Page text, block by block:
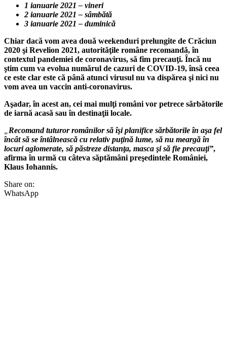
1 ianuarie 2021 – vineri
2 ianuarie 2021 – sâmbătă
3 ianuarie 2021 – duminică
Chiar dacă vom avea două weekenduri prelungite de Crăciun
2020 şi Revelion 2021, autorităţile române recomandă, în
contextul pandemiei de coronavirus, să fim precauţi. Încă nu
ştim cum va evolua numărul de cazuri de COVID-19, însă ceea
ce este clar este că până atunci virusul nu va dispărea şi nici nu
vom avea un vaccin anti-coronavirus.
Aşadar, în acest an, cei mai mulţi români vor petrece sărbătorile
de iarnă acasă sau în destinaţii locale.
Recomand tuturor românilor să îşi planifice sărbătorile în aşa fel
încât să se întâlnească cu relativ puţină lume, să nu meargă în
locuri aglomerate, să păstreze distanţa, masca şi să fie precauţi”,
afirma în urmă cu câteva săptămâni preşedintele României,
Klaus Iohannis.
Share on:
WhatsApp